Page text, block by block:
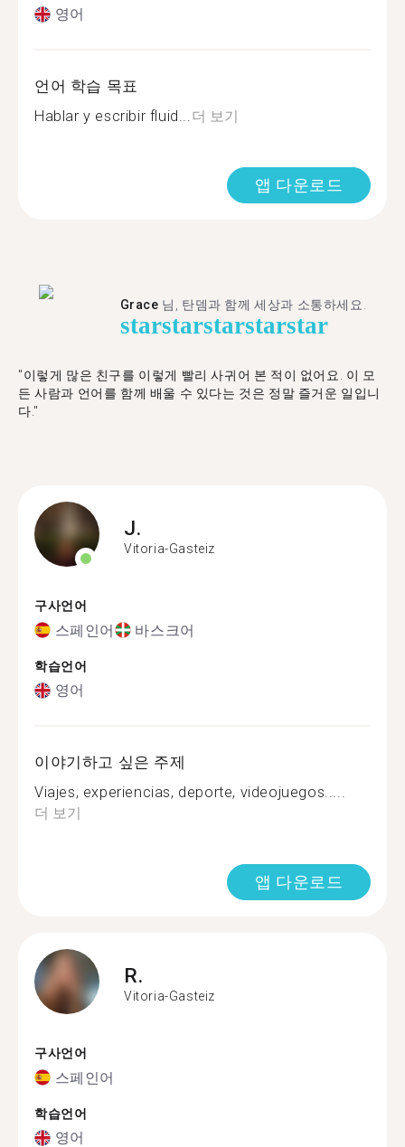
영어
언어 학습 목표
Hablar y escribir fluid...더 보기
앱 다운로드
Grace 님, 탄뎀과 함께 세상과 소통하세요.
starstarstarstarstar
"이렇게 많은 친구를 이렇게 빨리 사귀어 본 적이 없어요. 이 모
든 사람과 언어를 함께 배울 수 있다는 것은 정말 즐거운 일입니
다."
J.
Vitoria-Gasteiz
구사언어
스페인어 바스크어
학습언어
영어
이야기하고 싶은 주제
Viajes, experiencias, deporte, videojuegos.....
더 보기
앱 다운로드
R.
Vitoria-Gasteiz
구사언어
스페인어
학습언어
영어